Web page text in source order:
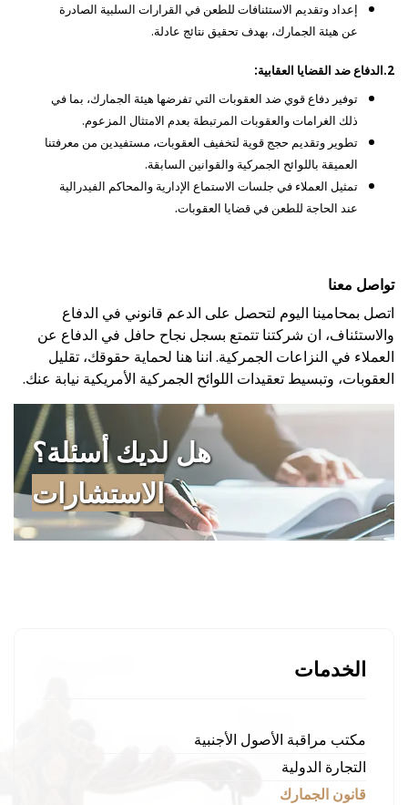
الخدمات
مكتب مراقبة الأصول الأجنبية
التجارة الدولية
قانون الجمارك
إعداد وتقديم الاستئنافات للطعن في القرارات السلبية الصادرة
عن هيئة الجمارك، بهدف تحقيق نتائج عادلة.
2.الدفاع ضد القضايا العقابية:
توفير دفاع قوي ضد العقوبات التي تفرضها هيئة الجمارك، بما في
ذلك الغرامات والعقوبات المرتبطة بعدم الامتثال المزعوم.
تطوير وتقديم حجج قوية لتخفيف العقوبات، مستفيدين من معرفتنا
العميقة باللوائح الجمركية والقوانين السابقة.
تمثيل العملاء في جلسات الاستماع الإدارية والمحاكم الفيدرالية
عند الحاجة للطعن في قضايا العقوبات.
تواصل معنا
اتصل بمحامينا اليوم لتحصل على الدعم قانوني في الدفاع
والاستئناف، ان شركتنا تتمتع بسجل نجاح حافل في الدفاع عن
العملاء في النزاعات الجمركية. اننا هنا لحماية حقوقك، تقليل
العقوبات، وتبسيط تعقيدات اللوائح الجمركية الأمريكية نيابة عنك.
هل لديك أسئلة؟
الاستشارات